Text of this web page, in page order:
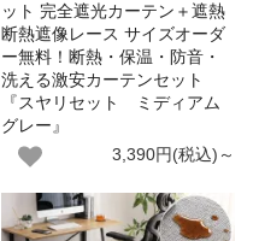
ット 完全遮光カーテン＋遮熱
断熱遮像レース サイズオーダ
ー無料！断熱・保温・防音・
洗える激安カーテンセット
『スヤリセット ミディアム
グレー』
3,390円(税込)～